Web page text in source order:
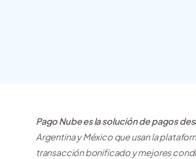
crear y usar
Pago Nubees lasolución de pagos
Argentina y México que usan la
transacción bonificado y mejores